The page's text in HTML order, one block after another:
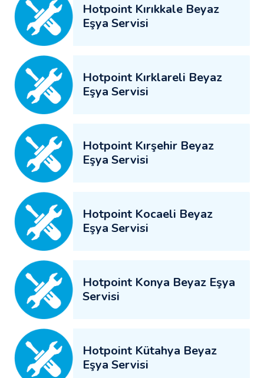
Hotpoint Kırıkkale Beyaz
Eşya Servisi
Hotpoint Kırklareli Beyaz
Eşya Servisi
Hotpoint Kırşehir Beyaz
Eşya Servisi
Hotpoint Kocaeli Beyaz
Eşya Servisi
Hotpoint Konya Beyaz Eşya
Servisi
Hotpoint Kütahya Beyaz
Eşya Servisi